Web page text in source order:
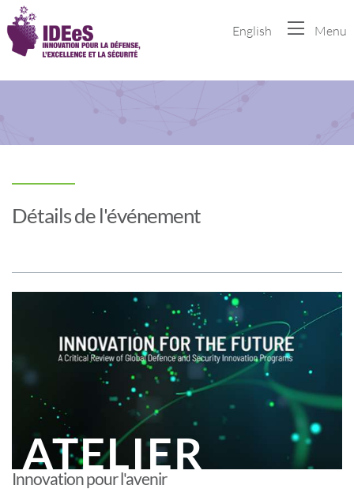
English Menu
Détails de l'événement
ATELIER
Innovation pour l'avenir